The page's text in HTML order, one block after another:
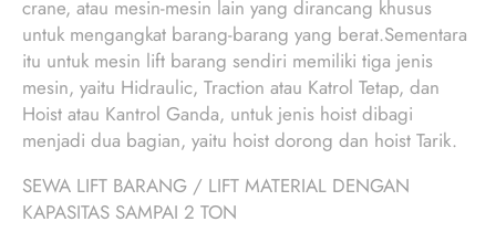
crane, atau mesin-mesin lain yang dirancang khusus
untuk mengangkat barang-barang yang berat.Sementara
itu untuk mesin lift barang sendiri memiliki tiga jenis
mesin, yaitu Hidraulic, Traction atau Katrol Tetap, dan
Hoist atau Kantrol Ganda, untuk jenis hoist dibagi
menjadi dua bagian, yaitu hoist dorong dan hoist Tarik.
SEWA LIFT BARANG / LIFT MATERIAL DENGAN
KAPASITAS SAMPAI 2 TON